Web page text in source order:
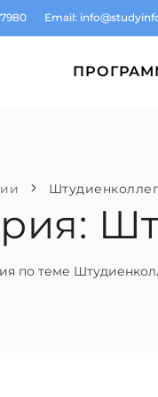
Email:
Штудиенколлег
по теме